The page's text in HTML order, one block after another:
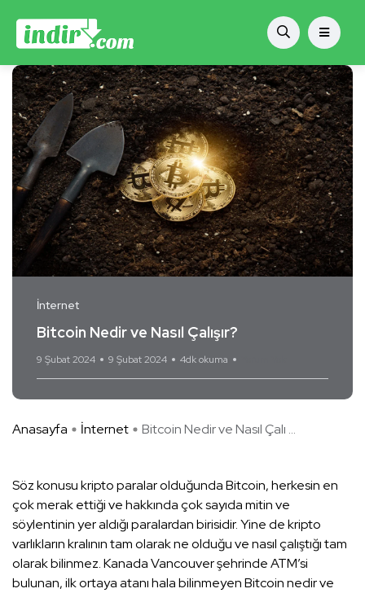
İnternet
Bitcoin Nedir ve Nasıl Çalışır?
9 Şubat 2024 9 Şubat 2024 4dk okuma
Anasayfa İnternet Bitcoin Nedir ve Nasıl Çalı ...
Söz konusu kripto paralar olduğunda Bitcoin, herkesin en
çok merak ettiği ve hakkında çok sayıda mitin ve
söylentinin yer aldığı paralardan birisidir. Yine de kripto
varlıkların kralının tam olarak ne olduğu ve nasıl çalıştığı tam
olarak bilinmez. Kanada Vancouver şehrinde ATM’si
bulunan, ilk ortaya atanı hala bilinmeyen Bitcoin nedir ve